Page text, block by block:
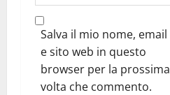
Salva il mio nome, email
e sito web in questo
browser per la prossima
volta che commento.